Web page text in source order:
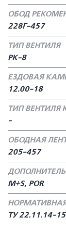
ОБОД
228Г-457
ТИП ВЕНТИЛЯ
РК-8
ЕЗДОВАЯ
12.00-18
ТИП ВЕНТИЛЯ
-
ОБОДНАЯ
205-457
M+S, POR
ТУ 22.11.14-